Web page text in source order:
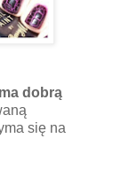
dobrą
się na